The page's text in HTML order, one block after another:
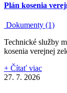
Plán kosenia
Dokumenty (1)
Technické služby
kosenia verejnej
+ Čítať viac
27. 7. 2026